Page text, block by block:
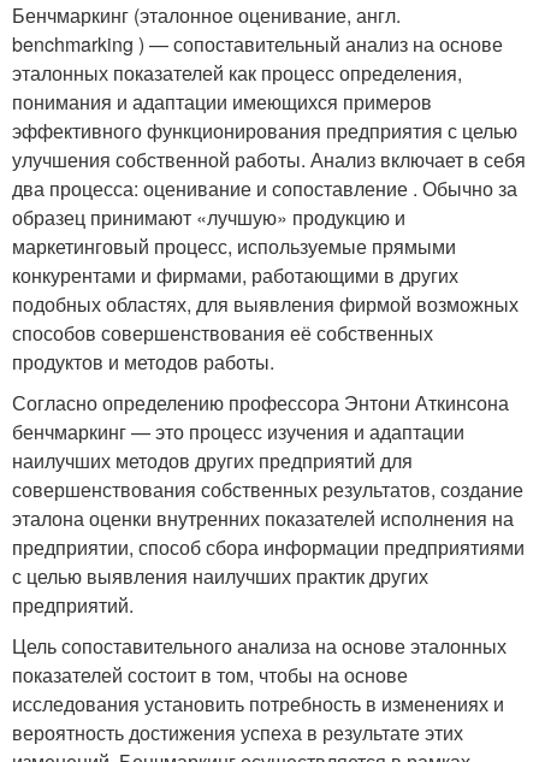
Бенчмаркинг (эталонное оценивание, англ.
benchmarking ) — сопоставительный анализ на основе
эталонных показателей как процесс определения,
понимания и адаптации имеющихся примеров
эффективного функционирования предприятия с целью
улучшения собственной работы. Анализ включает в себя
два процесса: оценивание и сопоставление . Обычно за
образец принимают «лучшую» продукцию и
маркетинговый процесс, используемые прямыми
конкурентами и фирмами, работающими в других
подобных областях, для выявления фирмой возможных
способов совершенствования её собственных
продуктов и методов работы.
Согласно определению профессора Энтони Аткинсона
бенчмаркинг — это процесс изучения и адаптации
наилучших методов других предприятий для
совершенствования собственных результатов, создание
эталона оценки внутренних показателей исполнения на
предприятии, способ сбора информации предприятиями
с целью выявления наилучших практик других
предприятий.
Цель сопоставительного анализа на основе эталонных
показателей состоит в том, чтобы на основе
исследования установить потребность в изменениях и
вероятность достижения успеха в результате этих